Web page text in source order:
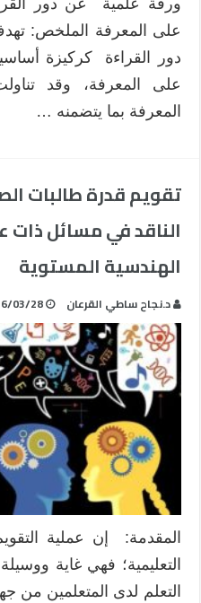
على المعرفة الملخص:
دور القراءة كركيزة
على المعرفة، وقد
المعرفة بما يتضمنه …
تقويم قدرة طالبات
الناقد في مسائل ذات
الهندسية المستوية
د.نجاح ساطي القرعان 03/28
المقدمة: إن عملية
التعليمية؛ فهي غاية
التعلم لدى المتعلمين من